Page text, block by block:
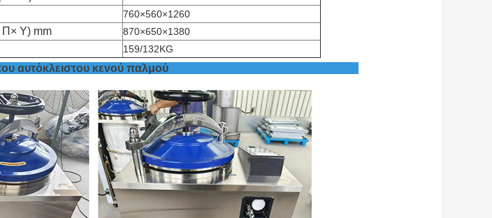
760×560×1260
Π× Υ) mm 870×650×1380
159/132KG
κάθετου αυτόκλειστου κενού παλμού